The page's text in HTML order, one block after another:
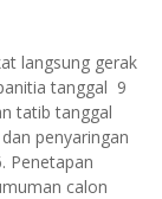
langsung gerak
tanggal 9
tatib tanggal
penyaringan
Penetapan
calon